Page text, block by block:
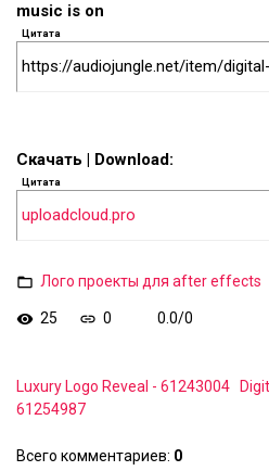
music is on
Цитата
https://audiojungle.net/item/
Скачать | Download:
Цитата
uploadcloud.pro
Лого проекты для after effects
25 0 0.0/0
Luxury Logo Reveal - 61243004
61254987
Всего комментариев: 0